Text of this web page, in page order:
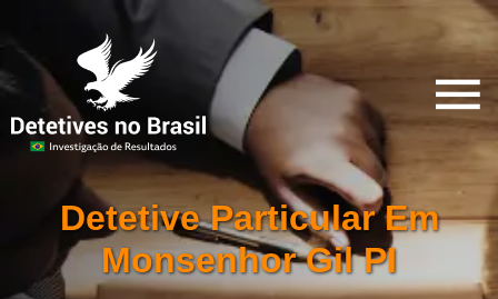
Detetive Particular Em
Monsenhor Gil PI